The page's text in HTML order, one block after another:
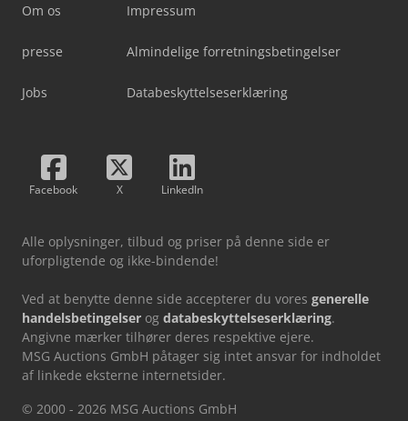
Om os
presse
Jobs
Impressum
Almindelige forretningsbetingelser
Databeskyttelseserklæring
Facebook X LinkedIn
Alle oplysninger, tilbud og priser på denne side er
uforpligtende og ikke-bindende!
Ved at benytte denne side accepterer du vores generelle
handelsbetingelser og databeskyttelseserklæring.
Angivne mærker tilhører deres respektive ejere.
MSG Auctions GmbH påtager sig intet ansvar for indholdet
af linkede eksterne internetsider.
© 2000 - 2026 MSG Auctions GmbH